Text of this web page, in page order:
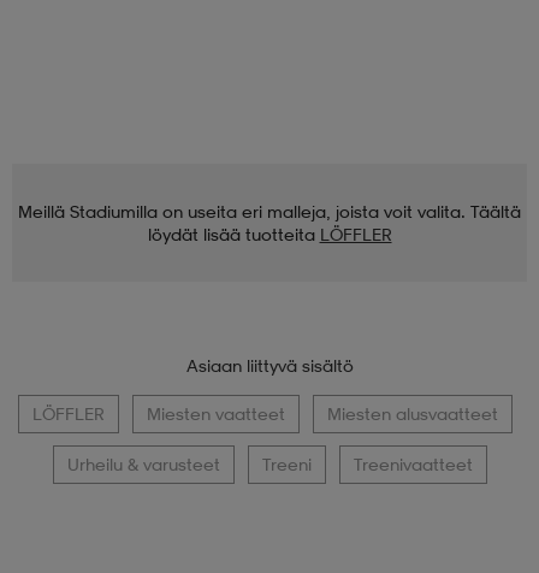
Meillä Stadiumilla on useita eri malleja, joista voit valita. Täältä
löydät lisää tuotteita LÖFFLER
Asiaan liittyvä sisältö
LÖFFLER Miesten vaatteet Miesten alusvaatteet
Urheilu & varusteet Treeni Treenivaatteet